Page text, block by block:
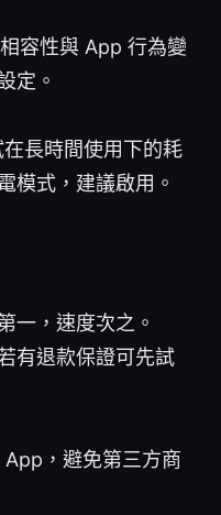
容性與 App 行為變
定。
長時間使用下的耗
模式，建議啟用。
一，速度次之。
有退款保證可先試
，避免第三方商